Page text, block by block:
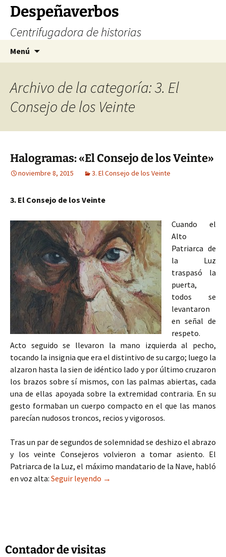
Saltar
contenido
Despeñaverbos
Centrifugadora de historias
Menú
Archivo de la categoría: 3. El
Consejo de los Veinte
Halogramas: «El Consejo de los Veinte»
noviembre 8, 2015 3. El Consejo de los Veinte
3. El Consejo de los Veinte
Cuando el
Alto
Patriarca de
la Luz
traspasó la
puerta,
todos se
levantaron
en señal de
respeto.
Acto seguido se llevaron la mano izquierda al pecho,
tocando la insignia que era el distintivo de su cargo; luego la
alzaron hasta la sien de idéntico lado y por último cruzaron
los brazos sobre sí mismos, con las palmas abiertas, cada
una de ellas apoyada sobre la extremidad contraria. En su
gesto formaban un cuerpo compacto en el que las manos
parecían nudosos troncos, recios y vigorosos.
Tras un par de segundos de solemnidad se deshizo el abrazo
y los veinte Consejeros volvieron a tomar asiento. El
Patriarca de la Luz, el máximo mandatario de la Nave, habló
en voz alta: Seguir leyendo Halogramas: «El Consejo de los
→
Contador de visitas